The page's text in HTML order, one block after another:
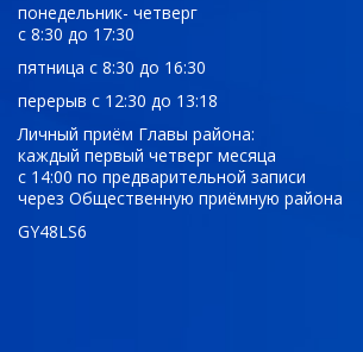
понедельник- четверг
с 8:30 до 17:30
пятница с 8:30 до 16:30
перерыв с 12:30 до 13:18
Личный приём Главы района:
каждый первый четверг месяца
с 14:00 по предварительной записи
через Общественную приёмную района
GY48LS6